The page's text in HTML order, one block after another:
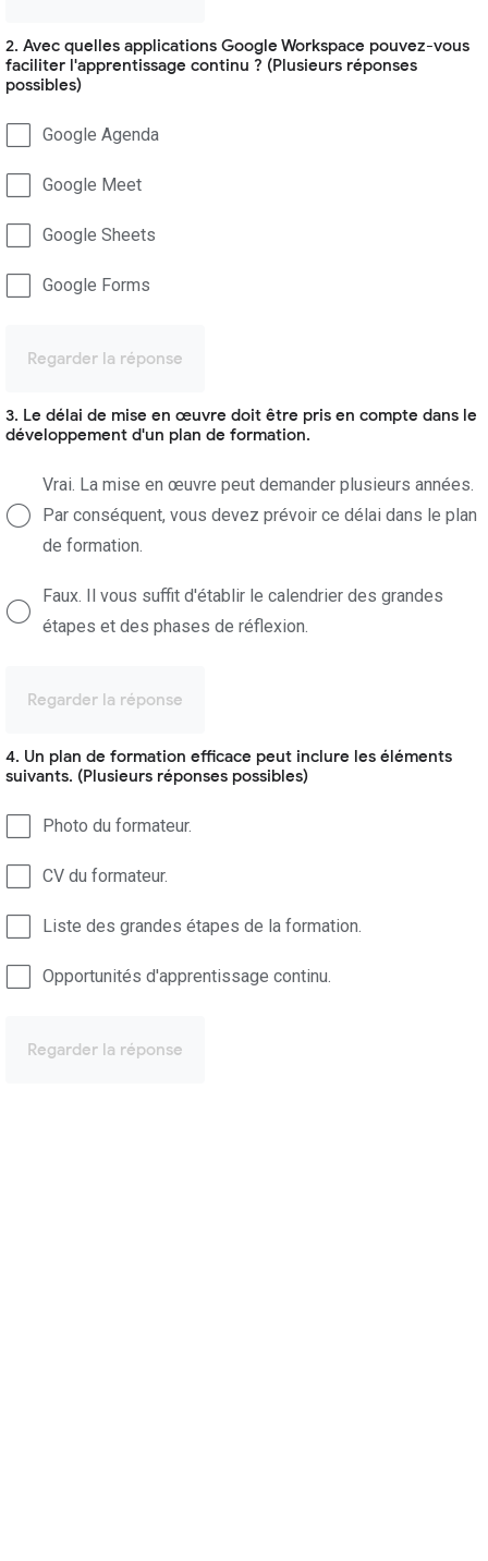
2. Avec quelles applications Google Workspace pouvez-vous
faciliter l'apprentissage continu ? (Plusieurs réponses
possibles)
Google Agenda
Google Meet
Google Sheets
Google Forms
Regarder la réponse
3. Le délai de mise en œuvre doit être pris en compte dans le
développement d'un plan de formation.
Vrai. La mise en œuvre peut demander plusieurs années.
Par conséquent, vous devez prévoir ce délai dans le plan
de formation.
Faux. Il vous suffit d'établir le calendrier des grandes
étapes et des phases de réflexion.
Regarder la réponse
4. Un plan de formation efficace peut inclure les éléments
suivants. (Plusieurs réponses possibles)
Photo du formateur.
CV du formateur.
Liste des grandes étapes de la formation.
Opportunités d'apprentissage continu.
Regarder la réponse